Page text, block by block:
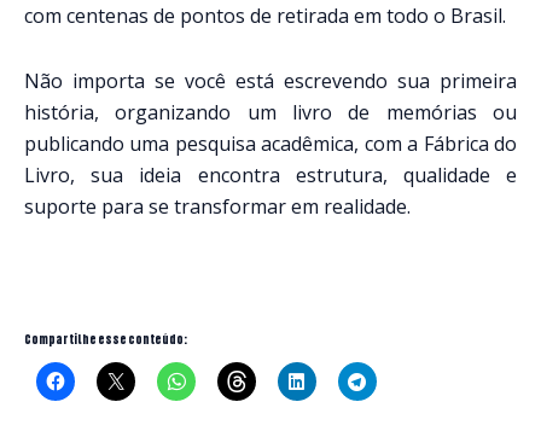
com centenas de pontos de retirada em todo o Brasil.
Não importa se você está escrevendo sua primeira
história, organizando um livro de memórias ou
publicando uma pesquisa acadêmica, com a Fábrica do
Livro, sua ideia encontra estrutura, qualidade e
suporte para se transformar em realidade.
Compartilhe esse conteúdo: